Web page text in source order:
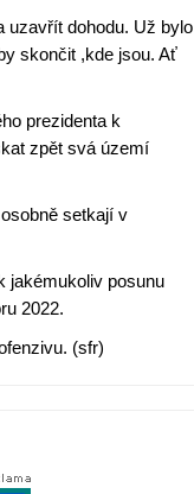
uzavřít dohodu. Už bylo
skončit ,kde jsou. Ať
prezidenta k
zpět svá území
setkají v
jakémukoliv posunu
2022.
(sfr)